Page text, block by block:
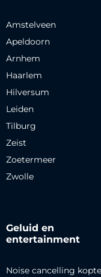
Amstelveen
Apeldoorn
Arnhem
Haarlem
Hilversum
Leiden
Tilburg
Zeist
Zoetermeer
Zwolle
Geluid en
entertainment
Noise cancelling